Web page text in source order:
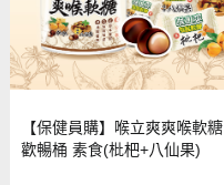
【保健員購】喉立爽爽喉軟糖
歡暢桶 素食(枇杷+八仙果)